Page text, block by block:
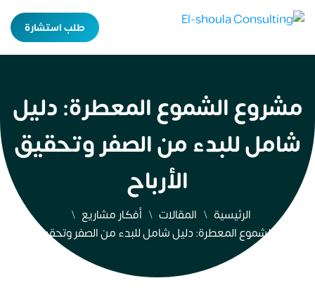
طلب استشارة
مشروع الشموع المعطرة: دليل
شامل للبدء من الصفر وتحقيق
الأرباح
الرئيسية المقالات
أفكار مشاريع
مشروع الشموع المعطرة: دليل شامل للبدء من الصفر وتحقيق الأرباح